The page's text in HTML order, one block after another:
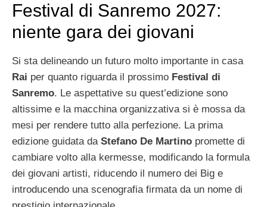
Festival di Sanremo 2027:
niente gara dei giovani
Si sta delineando un futuro molto importante in casa
Rai per quanto riguarda il prossimo Festival di
Sanremo. Le aspettative su quest’edizione sono
altissime e la macchina organizzativa si è mossa da
mesi per rendere tutto alla perfezione. La prima
edizione guidata da Stefano De Martino promette di
cambiare volto alla kermesse, modificando la formula
dei giovani artisti, riducendo il numero dei Big e
introducendo una scenografia firmata da un nome di